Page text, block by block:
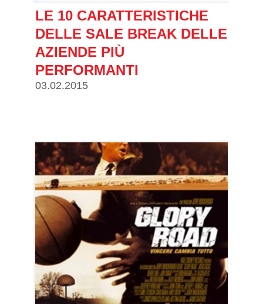
LE 10 CARATTERISTICHE
DELLE SALE BREAK DELLE
AZIENDE PIÙ
PERFORMANTI
03.02.2015